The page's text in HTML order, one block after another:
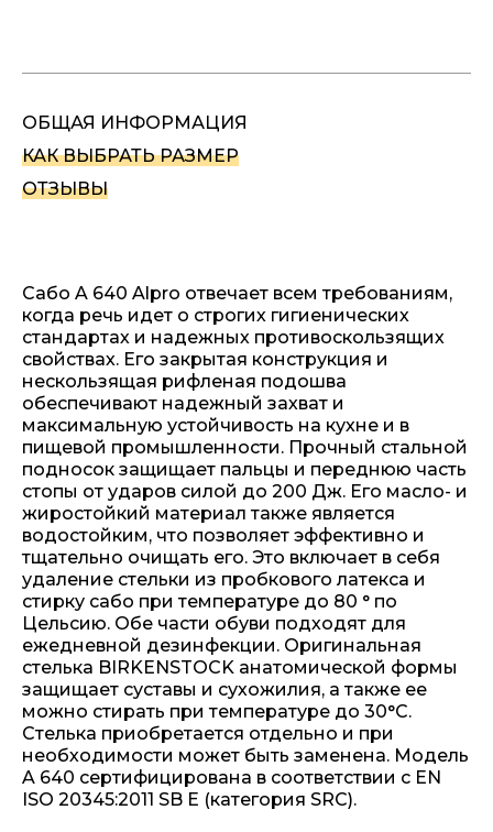
ОБЩАЯ ИНФОРМАЦИЯ
КАК ВЫБРАТЬ РАЗМЕР
ОТЗЫВЫ
Сабо A 640 Alpro отвечает всем требованиям,
когда речь идет о строгих гигиенических
стандартах и надежных противоскользящих
свойствах. Его закрытая конструкция и
нескользящая рифленая подошва
обеспечивают надежный захват и
максимальную устойчивость на кухне и в
пищевой промышленности. Прочный стальной
подносок защищает пальцы и переднюю часть
стопы от ударов силой до 200 Дж. Его масло- и
жиростойкий материал также является
водостойким, что позволяет эффективно и
тщательно очищать его. Это включает в себя
удаление стельки из пробкового латекса и
стирку сабо при температуре до 80 ° по
Цельсию. Обе части обуви подходят для
ежедневной дезинфекции. Оригинальная
стелька BIRKENSTOCK анатомической формы
защищает суставы и сухожилия, а также ее
можно стирать при температуре до 30°C.
Стелька приобретается отдельно и при
необходимости может быть заменена. Модель
A 640 сертифицирована в соответствии с EN
ISO 20345:2011 SB E (категория SRC).